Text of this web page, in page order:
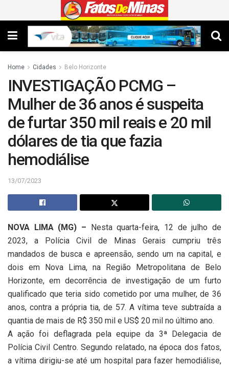
Home Cidades Belo Horizonte
INVESTIGAÇÃO PCMG –
Mulher de 36 anos é suspeita
de furtar 350 mil reais e 20 mil
dólares de tia que fazia
hemodiálise
13/07/2023
NOVA LIMA (MG) – Nesta quarta-feira, 12 de julho de
2023, a Polícia Civil de Minas Gerais cumpriu três
mandados de busca e apreensão, sendo um na capital, e
dois em Nova Lima, na Região Metropolitana de Belo
Horizonte, em decorrência de investigação de um furto
qualificado que teria sido cometido por uma mulher, de 36
anos, contra a própria tia, de 57. A vítima teve subtraída a
quantia de mais de R$ 350 mil e US$ 20 mil no último ano.
A ação foi deflagrada pela equipe da 3ª Delegacia de
Polícia Civil Centro. Segundo relatado, na época dos fatos,
a vítima dirigiu-se até um hospital para fazer hemodiálise,